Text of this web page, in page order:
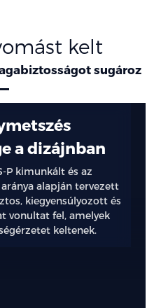
kelt
sugároz
a dizájnban
P kimunkált és az
alapján tervezett
kiegyensúlyozott és
vonultat fel, amelyek
keltenek.